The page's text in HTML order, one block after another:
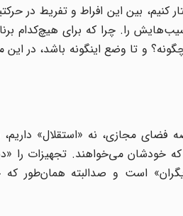
کنیم، بین این افراط و تفریط در
را. چرا که برای هیچ‌کدام
و تا وضع اینگونه باشد، در
فضای مجازی، نه «استقلال»
خودشان می‌خواهند. تجهیزات را
است و صدالبته همان‌طور که